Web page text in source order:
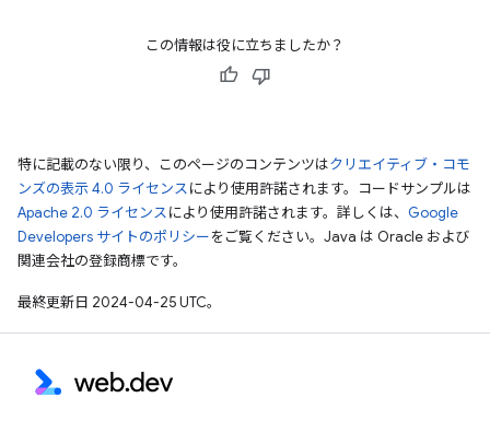
この情報は役に立ちましたか？
特に記載のない限り、このページのコンテンツはクリエイティブ・コモ
ンズの表示 4.0 ライセンスにより使用許諾されます。コードサンプルは
Apache 2.0 ライセンスにより使用許諾されます。詳しくは、 Google
Developers サイトのポリシーをご覧ください。Java は Oracle および
関連会社の登録商標です。
最終更新日 2024-04-25 UTC。